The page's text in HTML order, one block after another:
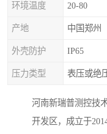
环境温度 20-80
产地 中国郑州
外壳防护 IP65
压力类型 表压或绝
河南新瑞普测控技
开发区，成立于